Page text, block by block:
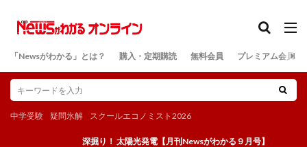
「Newsがわかる」とは？ 購入・定期購読 無料会員 プレミアム会員
中学受験 疑問氷解 スクールエコノミスト2026
深掘り！ 太陽光発電【月刊Newsがわかる９月号】
検索